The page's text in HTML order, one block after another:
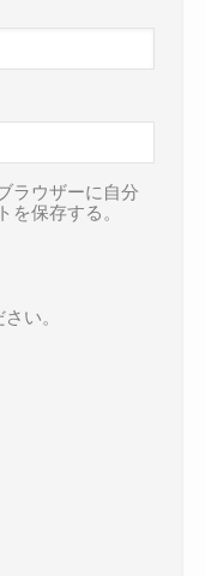
ラウザーに自分
を保存する。
い。